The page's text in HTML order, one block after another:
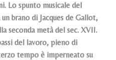
Lo spunto musicale del
brano di Jacques de Gallot,
seconda metà del sec. XVII.
del lavoro, pieno di
tempo è imperneato su